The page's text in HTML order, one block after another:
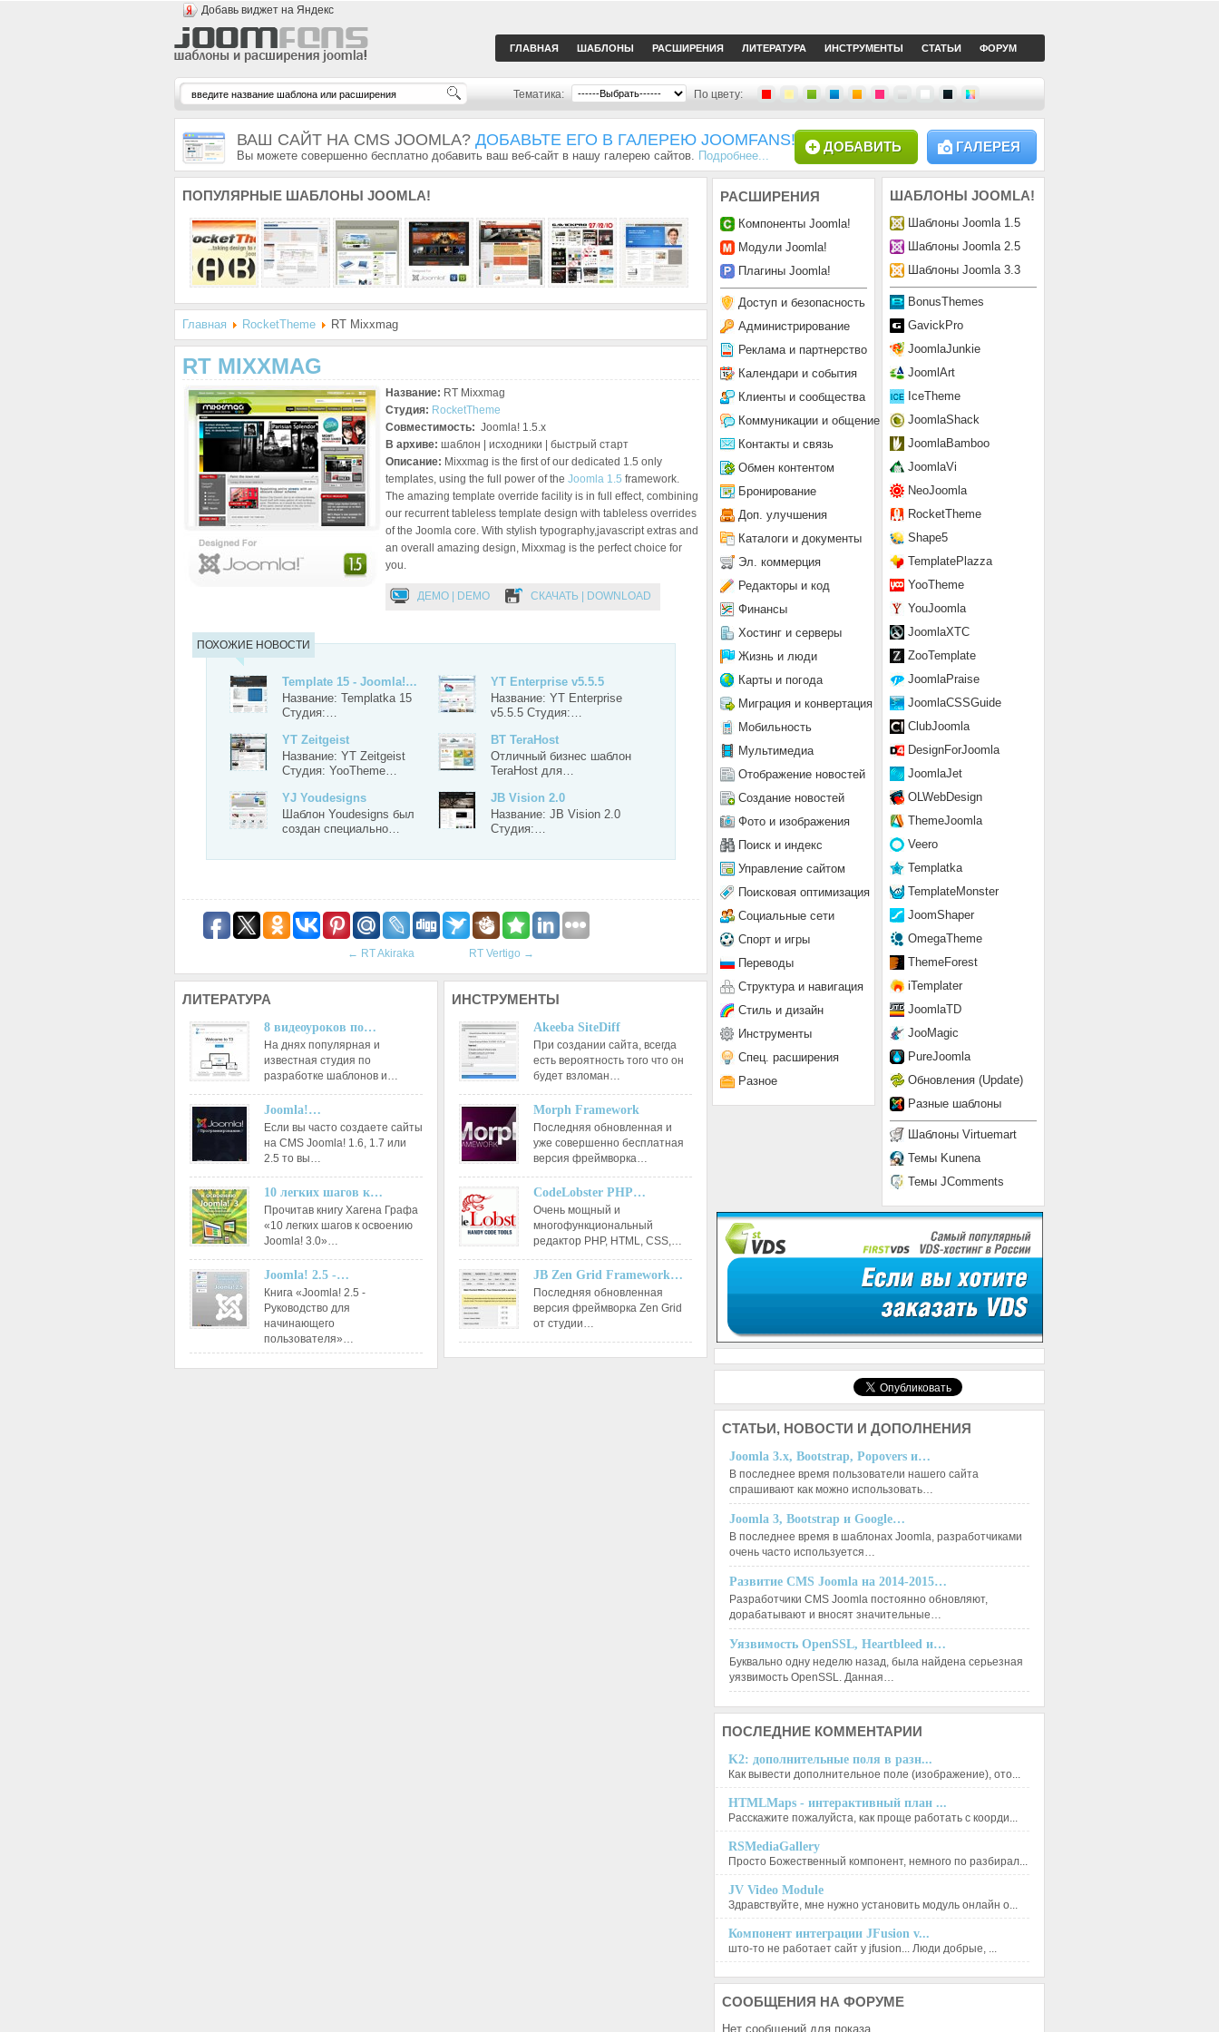
Добавь виджет на Яндекс
ГЛАВНАЯ ШАБЛОНЫ РАСШИРЕНИЯ ЛИТЕРАТУРА ИНСТРУМЕНТЫ СТАТЬИ ФОРУМ
Тематика: По цвету:
ВАШ САЙТ НА CMS JOOMLA? ДОБАВЬТЕ ЕГО В ГАЛЕРЕЮ JOOMFANS!
Вы можете совершенно бесплатно добавить ваш веб-сайт в нашу галерею сайтов. Подробнее...
ГАЛЕРЕЯ
ДОБАВИТЬ
ПОПУЛЯРНЫЕ ШАБЛОНЫ JOOMLA!
Главная RocketTheme RT Mixxmag
RT MIXXMAG
Название: RT Mixxmag
Студия: RocketTheme
Совместимость: Joomla! 1.5.x
В архиве: шаблон | исходники | быстрый старт
Описание: Mixxmag is the first of our dedicated 1.5 only
templates, using the full power of the Joomla 1.5 framework.
The amazing template override facility is in full effect, combining
our recurrent tableless template design with tableless overrides
of the Joomla core. With stylish typography,javascript extras and
an overall amazing design, Mixxmag is the perfect choice for
you.
ДЕМО | DEMO СКАЧАТЬ | DOWNLOAD
ПОХОЖИЕ НОВОСТИ
Template 15 - Joomla!…
Название: Templatka 15
Студия:…
YT Enterprise v5.5.5
Название: YT Enterprise
v5.5.5 Студия:…
YT Zeitgeist
Название: YT Zeitgeist
Студия: YooTheme…
BT TeraHost
Отличный бизнес шаблон
TeraHost для…
YJ Youdesigns
Шаблон Youdesigns был
создан специально…
JB Vision 2.0
Название: JB Vision 2.0
Студия:…
← RT Akiraka RT Vertigo →
ЛИТЕРАТУРА
8 видеоуроков по…
На днях популярная и
известная студия по
разработке шаблонов и…
Joomla!…
Если вы часто создаете сайты
на CMS Joomla! 1.6, 1.7 или
2.5 то вы…
10 легких шагов к…
Прочитав книгу Хагена Графа
«10 легких шагов к освоению
Joomla! 3.0»…
Joomla! 2.5 -…
Книга «Joomla! 2.5 -
Руководство для
начинающего
пользователя»…
ИНСТРУМЕНТЫ
Akeeba SiteDiff
При создании сайта, всегда
есть вероятность того что он
будет взломан…
Morph Framework
Последняя обновленная и
уже совершенно бесплатная
версия фреймворка…
CodeLobster PHP…
Очень мощный и
многофункциональный
редактор РНР, HTML, CSS,…
JB Zen Grid Framework…
Последняя обновленная
версия фреймворка Zen Grid
от студии…
ШАБЛОНЫ JOOMLA!
Шаблоны Joomla 1.5
Шаблоны Joomla 2.5
Шаблоны Joomla 3.3
BonusThemes
GavickPro
JoomlaJunkie
JoomlArt
IceTheme
JoomlaShack
JoomlaBamboo
JoomlaVi
NeoJoomla
RocketTheme
Shape5
TemplatePlazza
YooTheme
YouJoomla
JoomlaXTC
ZooTemplate
JoomlaPraise
JoomlaCSSGuide
ClubJoomla
DesignForJoomla
JoomlaJet
OLWebDesign
ThemeJoomla
Veero
Templatka
TemplateMonster
JoomShaper
OmegaTheme
ThemeForest
iTemplater
JoomlaTD
JooMagic
PureJoomla
Обновления (Update)
Разные шаблоны
Шаблоны Virtuemart
Темы Kunena
Темы JComments
РАСШИРЕНИЯ
Компоненты Joomla!
Модули Joomla!
Плагины Joomla!
Доступ и безопасность
Администрирование
Реклама и партнерство
Календари и события
Клиенты и сообщества
Коммуникации и общение
Контакты и связь
Обмен контентом
Бронирование
Доп. улучшения
Каталоги и документы
Эл. коммерция
Редакторы и код
Финансы
Хостинг и серверы
Жизнь и люди
Карты и погода
Миграция и конвертация
Мобильность
Мультимедиа
Отображение новостей
Создание новостей
Фото и изображения
Поиск и индекс
Управление сайтом
Поисковая оптимизация
Социальные сети
Спорт и игры
Переводы
Структура и навигация
Стиль и дизайн
Инструменты
Спец. расширения
Разное
СТАТЬИ, НОВОСТИ И ДОПОЛНЕНИЯ
Joomla 3.x, Bootstrap, Popovers и…
В последнее время пользователи нашего сайта
спрашивают как можно использовать…
Joomla 3, Bootstrap и Google…
В последнее время в шаблонах Joomla, разработчиками
очень часто используется…
Развитие CMS Joomla на 2014-2015…
Разработчики CMS Joomla постоянно обновляют,
дорабатывают и вносят значительные…
Уязвимость OpenSSL, Heartbleed и…
Буквально одну неделю назад, была найдена серьезная
уязвимость OpenSSL. Данная…
ПОСЛЕДНИЕ КОММЕНТАРИИ
K2: дополнительные поля в разн...
Как вывести дополнительное поле (изображение), ото...
HTMLMaps - интерактивный план ...
Расскажите пожалуйста, как проще работать с коорди...
RSMediaGallery
Просто Божественный компонент, немного по разбирал...
JV Video Module
Здравствуйте, мне нужно установить модуль онлайн о...
Компонент интеграции JFusion v...
што-то не работает сайт у jfusion... Люди добрые, ...
СООБЩЕНИЯ НА ФОРУМЕ
Нет сообщений для показа